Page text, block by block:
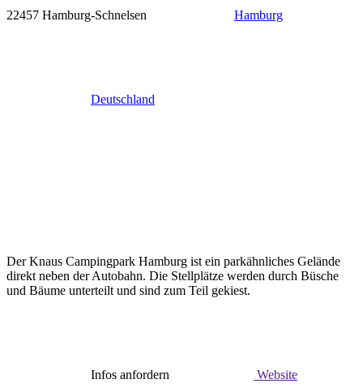
22457 Hamburg-Schnelsen Hamburg
Deutschland
Der Knaus Campingpark Hamburg ist ein parkähnliches Gelände
direkt neben der Autobahn. Die Stellplätze werden durch Büsche
und Bäume unterteilt und sind zum Teil gekiest.
Infos anfordern Website